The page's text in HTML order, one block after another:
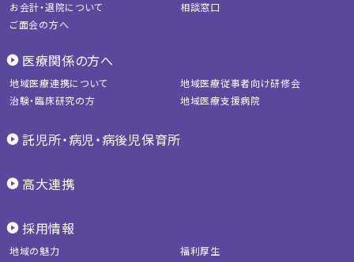
お会計・退院について
相談窓口
ご面会の方へ
医療関係の方へ
地域医療連携について
地域医療従事者向け研修会
治験・臨床研究の方
地域医療支援病院
託児所・病児・病後児保育所
高大連携
採用情報
地域の魅力
福利厚生